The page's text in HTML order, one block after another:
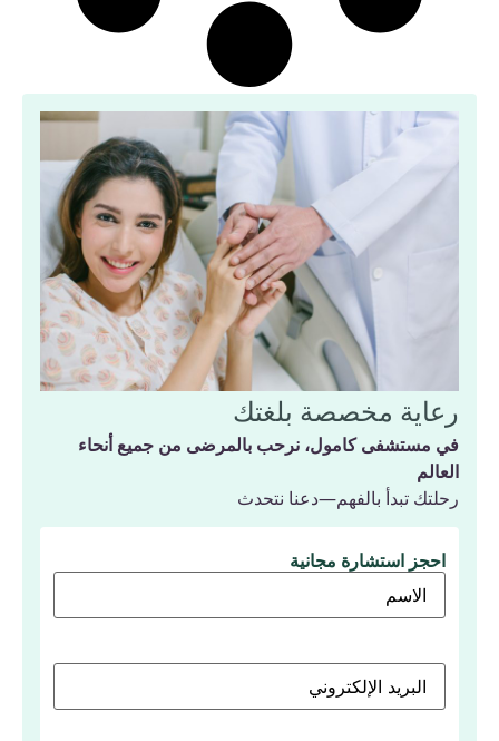
رعاية مخصصة بلغتك
في مستشفى كامول، نرحب بالمرضى من جميع أنحاء
العالم
رحلتك تبدأ بالفهم—دعنا نتحدث
احجز استشارة مجانية